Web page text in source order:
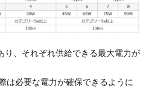
り、それぞれ供給できる最大電力が
は必要な電力が確保できるように